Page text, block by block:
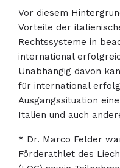
Vor diesem
Vorteile der
Rechtssysteme in
international
Unabhängig davon
für international
Ausgangssituation
Italien und auch
* Dr. Marco Felder
Förderathlet des